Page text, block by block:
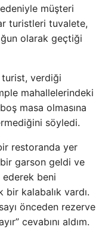
müşteri
turistleri tuvalete,
olarak geçtiği
turist, verdiği
mahallelerindeki
masa olmasına
söyledi.
restoranda yer
garson geldi ve
ederek beni
bir kalabalık vardı.
önceden rezerve
cevabını aldım.